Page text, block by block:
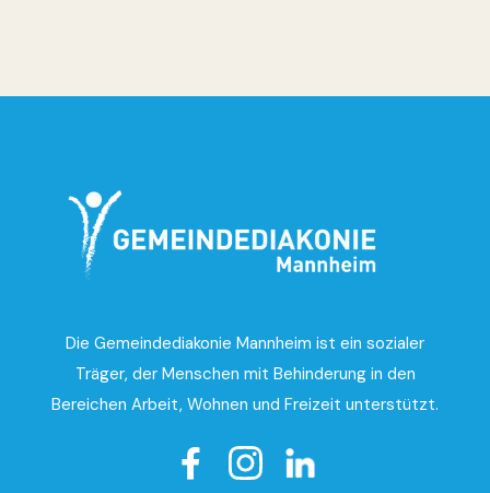
Die Gemeindediakonie Mannheim ist ein sozialer
Träger, der Menschen mit Behinderung in den
Bereichen Arbeit, Wohnen und Freizeit unterstützt.
